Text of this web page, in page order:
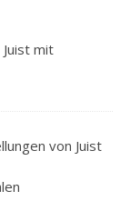
mit
von Juist